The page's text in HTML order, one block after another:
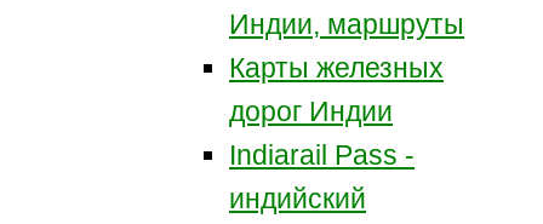
Индии, маршруты
Карты железных
дорог Индии
Indiarail Pass -
индийский